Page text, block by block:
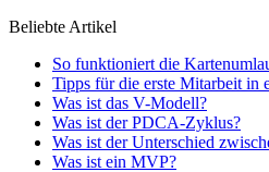
Beliebte Artikel
So funktioniert die
Tipps für die erste Mitarbeit in
Was ist das V-Modell?
Was ist der PDCA-Zyklus?
Was ist der Unterschied
Was ist ein MVP?